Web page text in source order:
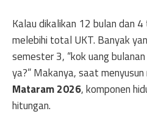
Kalau dikalikan 12 bulan dan
melebihi total UKT. Banyak
semester 3, “kok uang
ya?” Makanya, saat menyusun
Mataram 2026, komponen
hitungan.